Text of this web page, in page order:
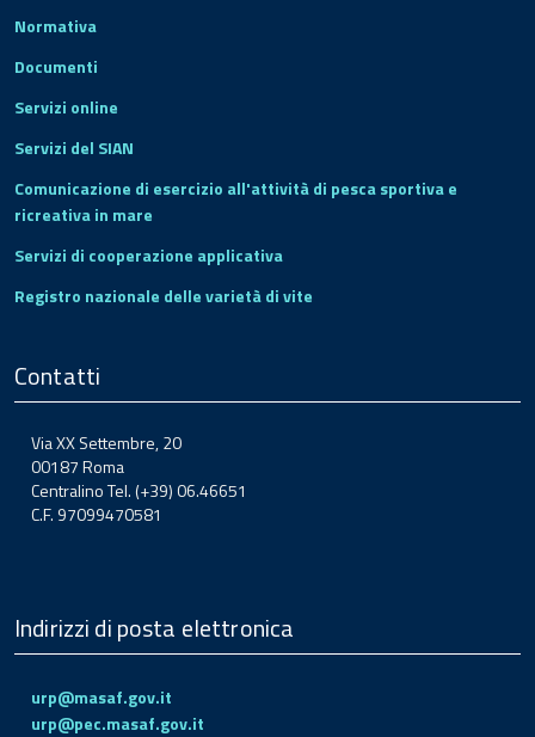
Normativa
Documenti
Servizi online
Servizi del SIAN
Comunicazione di esercizio all'attività di pesca sportiva e
ricreativa in mare
Servizi di cooperazione applicativa
Registro nazionale delle varietà di vite
Contatti
Via XX Settembre, 20
00187 Roma
Centralino Tel. (+39) 06.46651
C.F. 97099470581
Indirizzi di posta elettronica
urp@masaf.gov.it
urp@pec.masaf.gov.it